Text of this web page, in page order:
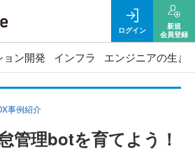
ログイン
新規
会員登録
ョン開発 インフラ エンジニアの生き
事例紹介
管理botを育てよう！